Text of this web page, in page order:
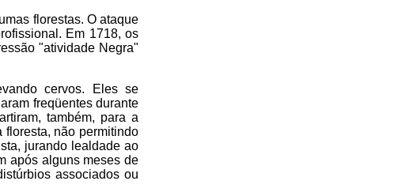
florestas. O ataque
Em 1718, os
"atividade Negra"
cervos. Eles se
freqüentes durante
também, para a
floresta, não permitindo
jurando lealdade ao
após alguns meses de
associados ou